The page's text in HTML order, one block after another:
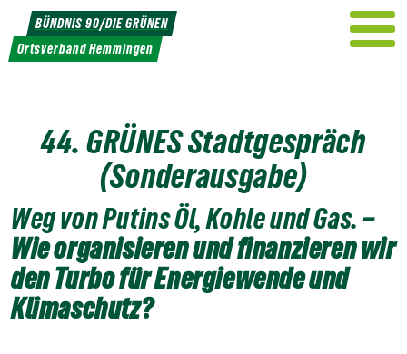
Weiter
zum
Inhalt
BÜNDNIS 90/DIE GRÜNEN
Ortsverband Hemmingen
44. GRÜNES Stadtgespräch
(Sonderausgabe)
Weg von Putins Öl, Kohle und Gas.–
Wie organisieren und finanzieren wir
den Turbo für Energiewende und
Klimaschutz?